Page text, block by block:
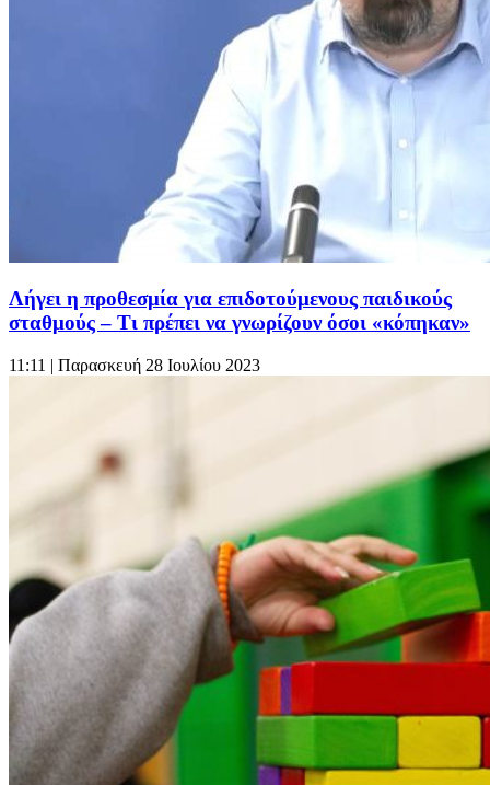
Λήγει η προθεσμία για επιδοτούμενους παιδικούς
σταθμούς – Τι πρέπει να γνωρίζουν όσοι «κόπηκαν»
11:11 | Παρασκευή 28 Ιουλίου 2023